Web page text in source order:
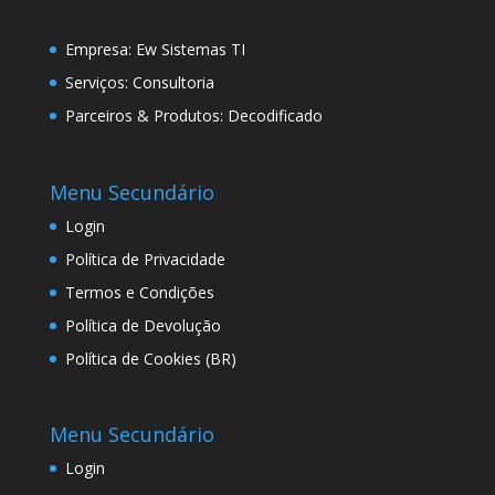
Empresa: Ew Sistemas TI
Serviços: Consultoria
Parceiros & Produtos: Decodificado
Menu Secundário
Login
Política de Privacidade
Termos e Condições
Política de Devolução
Política de Cookies (BR)
Menu Secundário
Login